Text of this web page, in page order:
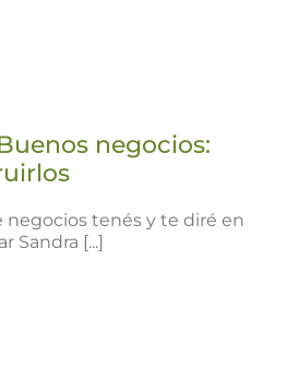
negocios:
tenés y te diré en
Sandra [...]